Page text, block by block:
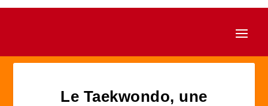
Le Taekwondo, une